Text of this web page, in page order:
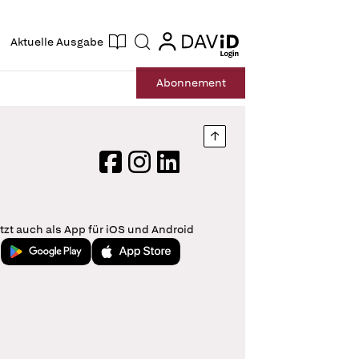
Aktuelle Ausgabe Suche login
login
Abonnement
Nach oben springen
FacebookInstagram
LinkedIn
auch als App für iOS und Android
Jetzt bei Google PlayLaden im App Store